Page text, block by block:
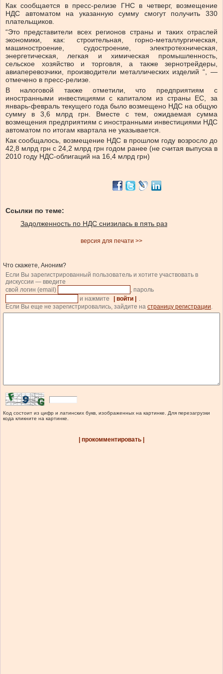
Как сообщается в пресс-релизе ГНС в четверг, возмещение
НДС автоматом на указанную сумму смогут получить 330
плательщиков.
“Это представители всех регионов страны и таких отраслей
экономики, как: строительная, горно-металлургическая,
машиностроение, судостроение, электротехническая,
энергетическая, легкая и химическая промышленность,
сельское хозяйство и торговля, а также зернотрейдеры,
авиаперевозчики, производители металлических изделий “, —
отмечено в пресс-релизе.
В налоговой также отметили, что предприятиям с
иностранными инвестициями с капиталом из страны ЕС, за
январь-февраль текущего года было возмещено НДС на общую
сумму в 3,6 млрд грн. Вместе с тем, ожидаемая сумма
возмещения предприятиям с иностранными инвестициями НДС
автоматом по итогам квартала не указывается.
Как сообщалось, возмещение НДС в прошлом году возросло до
42,8 млрд грн с 24,2 млрд грн годом ранее (не считая выпуска в
2010 году НДС-облигаций на 16,4 млрд грн)
Ссылки по теме:
Задолженность по НДС снизилась в пять раз
версия для печати >>
Что скажете, Аноним?
Если Вы зарегистрированный пользователь и хотите участвовать в
дискуссии — введите
свой логин (email)
, пароль
и нажмите
| войти |
.
Если Вы еще не зарегистрировались, зайдите на страницу регистрации.
Код состоит из цифр и латинских букв, изображенных на картинке. Для перезагрузки
кода кликните на картинке.
| прокомментировать |